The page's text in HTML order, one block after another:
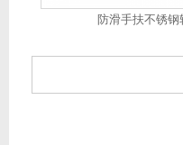
防滑手扶不锈